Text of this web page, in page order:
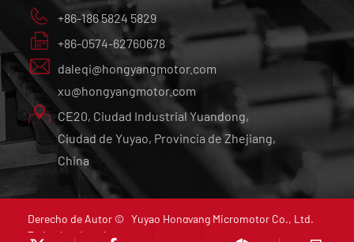
+86-186 5824 5829
+86-0574-62760678
daleqi@hongyangmotor.com
xu@hongyangmotor.com
CE20, Ciudad Industrial Yuandong,
Ciudad de Yuyao, Provincia de Zhejiang,
China
Derecho de Autor © Yuyao Hongyang Micromotor Co., Ltd.
Todos los derechos reservados.